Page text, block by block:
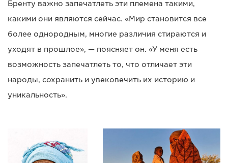
Бренту важно запечатлеть эти племена такими,
какими они являются сейчас. «Мир становится все
более однородным, многие различия стираются и
уходят в прошлое», — поясняет он. «У меня есть
возможность запечатлеть то, что отличает эти
народы, сохранить и увековечить их историю и
уникальность».